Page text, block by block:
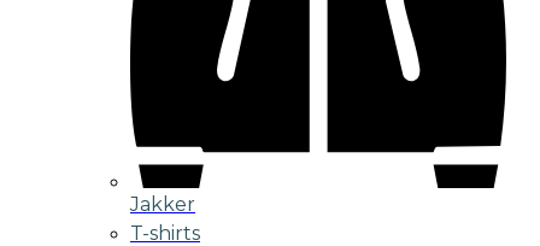
Jakker
T-shirts